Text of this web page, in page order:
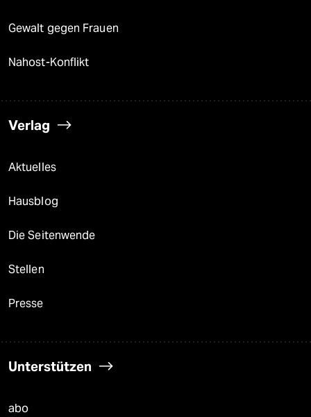
Gewalt gegen Frauen
Nahost-Konflikt
Verlag
Aktuelles
Hausblog
Die Seitenwende
Stellen
Presse
Unterstützen
abo